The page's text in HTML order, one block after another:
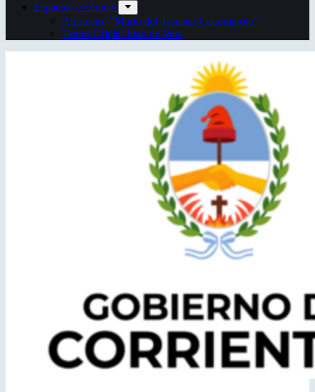
Espacios escénicos
Anfiteatro “Mario del Tránsito Cocomarola”
Teatro Oficial Juan de Vera